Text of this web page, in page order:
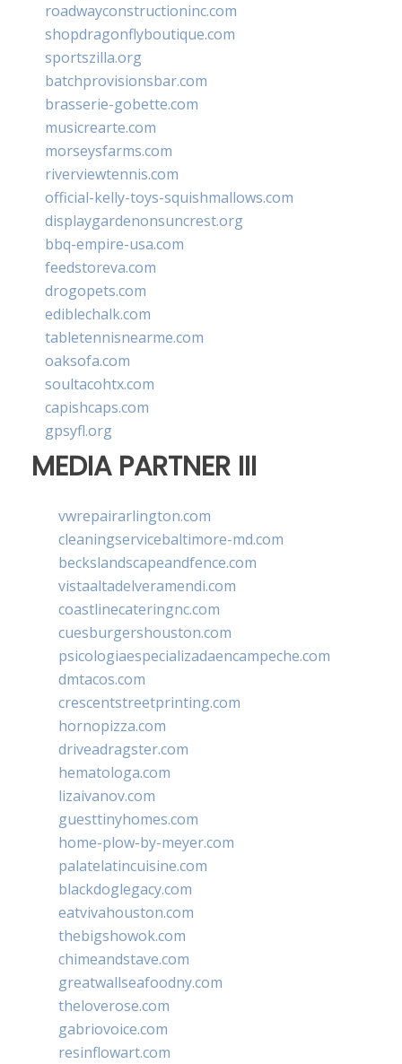
roadwayconstructioninc.com
shopdragonflyboutique.com
sportszilla.org
batchprovisionsbar.com
brasserie-gobette.com
musicrearte.com
morseysfarms.com
riverviewtennis.com
official-kelly-toys-squishmallows.com
displaygardenonsuncrest.org
bbq-empire-usa.com
feedstoreva.com
drogopets.com
ediblechalk.com
tabletennisnearme.com
oaksofa.com
soultacohtx.com
capishcaps.com
gpsyfl.org
MEDIA PARTNER III
vwrepairarlington.com
cleaningservicebaltimore-md.com
beckslandscapeandfence.com
vistaaltadelveramendi.com
coastlinecateringnc.com
cuesburgershouston.com
psicologiaespecializadaencampeche.com
dmtacos.com
crescentstreetprinting.com
hornopizza.com
driveadragster.com
hematologa.com
lizaivanov.com
guesttinyhomes.com
home-plow-by-meyer.com
palatelatincuisine.com
blackdoglegacy.com
eatvivahouston.com
thebigshowok.com
chimeandstave.com
greatwallseafoodny.com
theloverose.com
gabriovoice.com
resinflowart.com